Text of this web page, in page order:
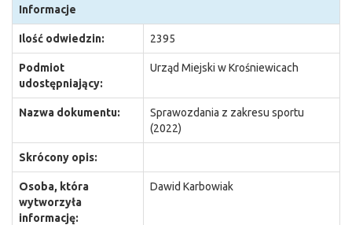
Informacje
Ilość odwiedzin: 2395
Podmiot
udostępniający:
Urząd Miejski w Krośniewicach
Nazwa dokumentu:
Sprawozdania z zakresu sportu
(2022)
Skrócony opis:
Osoba, która
wytworzyła
informację:
Dawid Karbowiak